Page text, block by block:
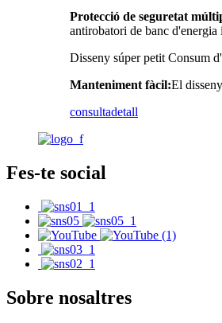
Protecció de seguretat
antirobatori de banc d'energia
Disseny súper petit Consum
Manteniment fàcil:El
consultadetall
Fes-te social
Sobre nosaltres